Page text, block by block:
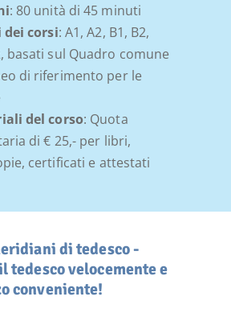
: 80 unità di 45 minuti
dei corsi: A1, A2, B1, B2,
basati sul Quadro comune
di riferimento per le
del corso: Quota
di € 25,- per libri,
certificati e attestati
di tedesco -
tedesco velocemente e
conveniente!